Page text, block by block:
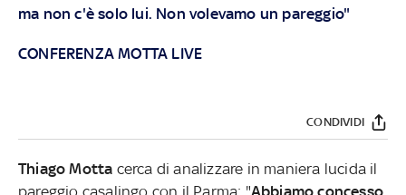
ma non c'è solo lui. Non volevamo un pareggio"
CONFERENZA MOTTA LIVE
CONDIVIDI
Thiago Motta cerca di analizzare in maniera lucida il
pareggio casalingo con il Parma: "Abbiamo concesso